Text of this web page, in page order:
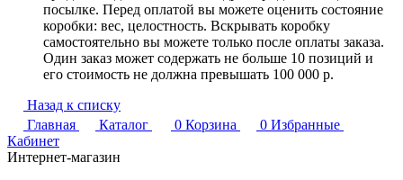
посылке. Перед оплатой вы можете оценить состояние
коробки: вес, целостность. Вскрывать коробку
самостоятельно вы можете только после оплаты заказа.
Один заказ может содержать не больше 10 позиций и
его стоимость не должна превышать 100 000 р.
Назад к списку
Главная
Каталог 0 Корзина 0 Избранные
Кабинет
Интернет-магазин